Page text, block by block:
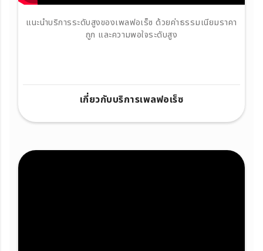
แนะนำบริการระดับสูงของเพลฟอเร็ซ ด้วยค่าธรรมเนียมราคา
ถูก และความพอใจระดับสูง
เกี่ยวกับบริการเพลฟอเร็ซ